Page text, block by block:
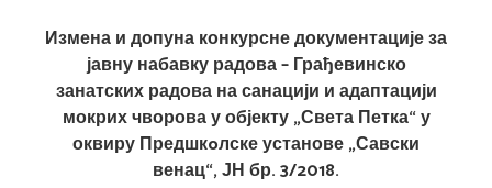
Измена и допуна конкурсне документације за
јавну набавку радова – Грађевинско
занатских радова на санацији и адаптацији
мокрих чворова у објекту „Света Петка“ у
оквиру Предшкoлске установе „Савски
венац“, ЈН бр. 3/2018.